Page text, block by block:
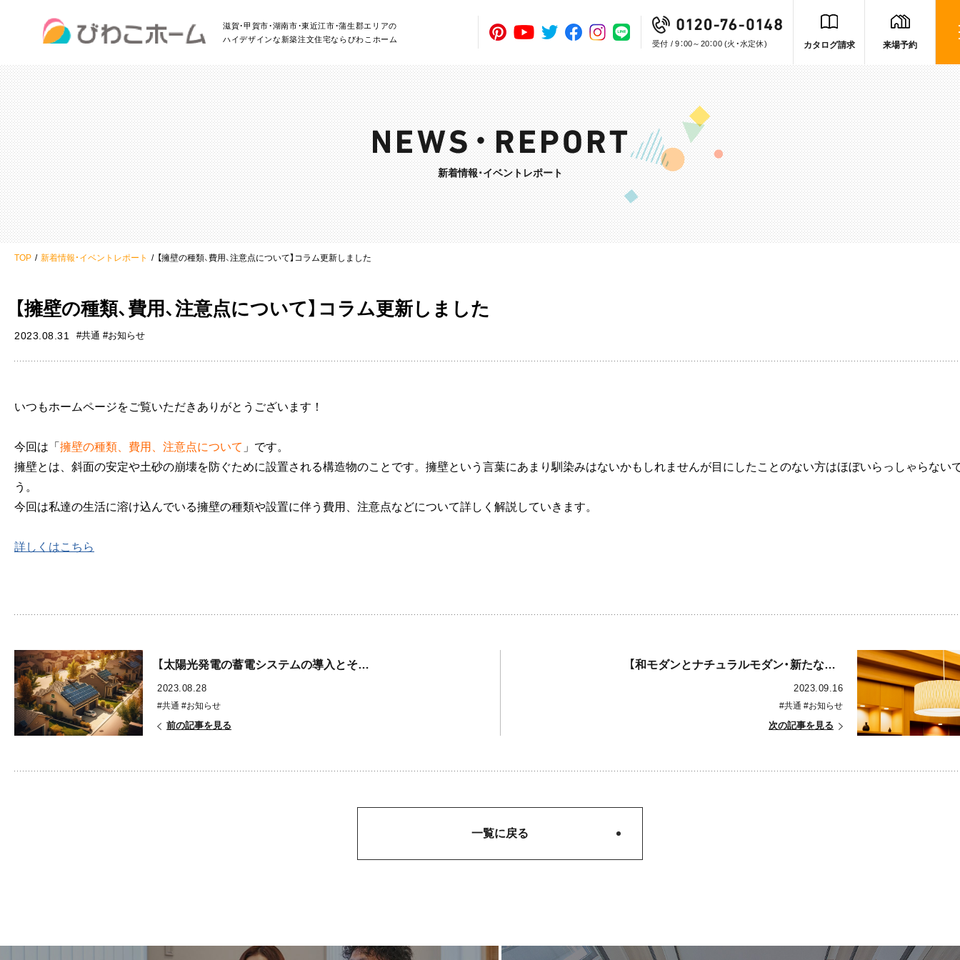
滋賀・甲賀市・湖南市・東近江市・蒲生郡エリアの
ハイデザインな新築注文住宅ならびわこホーム
受付 / 9：00～20：00 (火・水定休) カタログ請求 来場予約
新着情報・イベントレポート
TOP 新着情報・イベントレポート 【擁壁の種類、費用、注意点について】コラム更新しました
【擁壁の種類、費用、注意点について】コラム更新しました
2023.08.31 #共通 #お知らせ
いつもホームページをご覧いただきありがとうございます！
今回は「 擁壁の種類、費用、注意点について 」です。
擁壁とは、斜面の安定や土砂の崩壊を防ぐために設置される構造物のことです。擁壁という言葉にあまり馴染みはないかもしれませんが目にしたことのない方はほぼいらっしゃらない
う。
今回は私達の生活に溶け込んでいる擁壁の種類や設置に伴う費用、注意点などについて詳しく解説していきます。
詳しくはこちら
【太陽光発電の蓄電システムの導入とその未来】コラムを更新しました
2023.08.28
#共通 #お知らせ
前の記事を見る
【和モダンとナチュラルモダン・新たな美学】コラムを更新しました
2023.09.16
#共通 #お知らせ
次の記事を見る
一覧に戻る